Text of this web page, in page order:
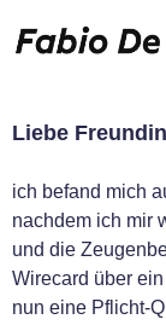
Liebe
ich befand mich
nachdem ich mir
und die
Wirecard über
nun eine Pflicht-